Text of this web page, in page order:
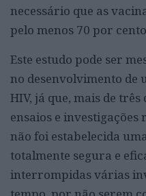
necessário que as
pelo menos 70 por
Este estudo pode ser
no desenvolvimento de
HIV, já que, mais de
ensaios e
não foi estabelecida
totalmente segura e
interrompidas várias